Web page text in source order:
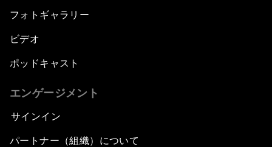
フォトギャラリー
ビデオ
ポッドキャスト
エンゲージメント
サインイン
パートナー（組織）について